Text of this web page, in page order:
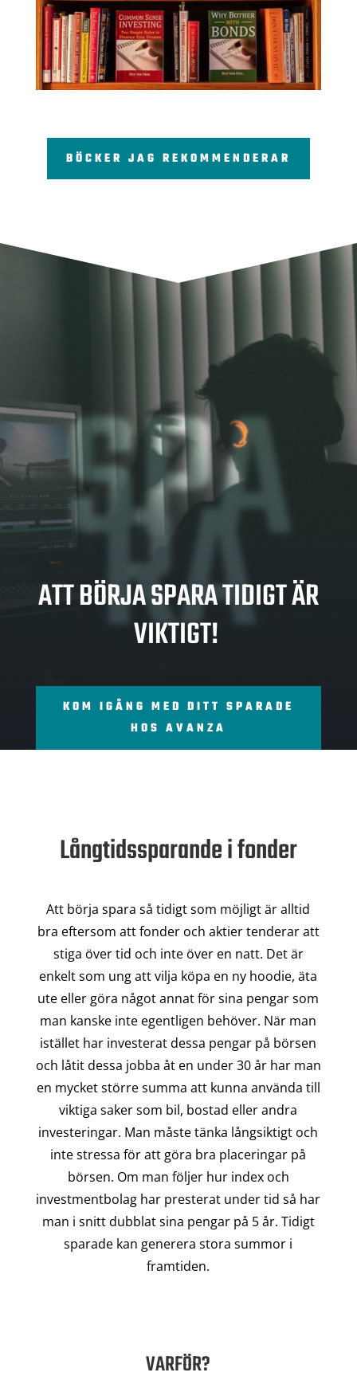
BÖCKER JAG REKOMMENDERAR
SPA
RA
ATT BÖRJA SPARA TIDIGT ÄR
VIKTIGT!
KOM IGÅNG MED DITT SPARADE
HOS AVANZA
Långtidssparande i fonder
Att börja spara så tidigt som möjligt är alltid
bra eftersom att fonder och aktier tenderar att
stiga över tid och inte över en natt. Det är
enkelt som ung att vilja köpa en ny hoodie, äta
ute eller göra något annat för sina pengar som
man kanske inte egentligen behöver. När man
istället har investerat dessa pengar på börsen
och låtit dessa jobba åt en under 30 år har man
en mycket större summa att kunna använda till
viktiga saker som bil, bostad eller andra
investeringar. Man måste tänka långsiktigt och
inte stressa för att göra bra placeringar på
börsen. Om man följer hur index och
investmentbolag har presterat under tid så har
man i snitt dubblat sina pengar på 5 år. Tidigt
sparade kan generera stora summor i
framtiden.
VARFÖR?